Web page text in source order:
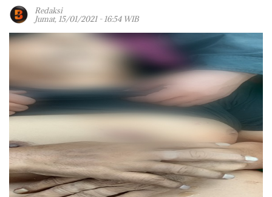
Redaksi
Jumat, 15/01/2021 - 16:54 WIB